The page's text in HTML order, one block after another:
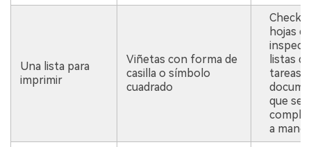
Una lista para
imprimir
Viñetas con forma de
casilla o símbolo
cuadrado
hojas de
listas de
tareas o
que se
a mano.